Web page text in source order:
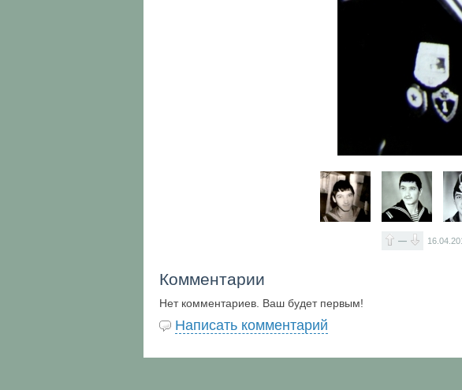
—
Комментарии
Нет комментариев. Ваш будет первым!
Написать комментарий